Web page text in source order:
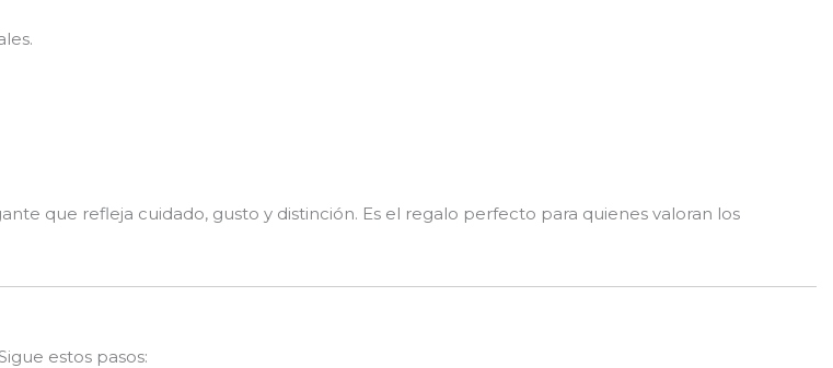
que refleja cuidado, gusto y distinción. Es el regalo perfecto para quienes valoran los
estos pasos: